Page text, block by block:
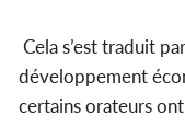
Cela s’est traduit
développement
certains orateurs